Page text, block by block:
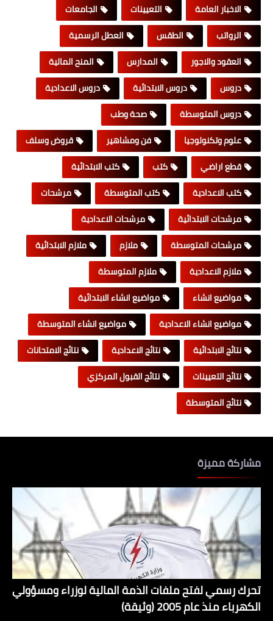
الاخبار العامة
التعيينات
الجامعات
الرواتب
الطقس
العطل الرسمية
العقود والاجور
المدارس
المنح المالية
دروس
دروس الابتدائية
دروس الاعدادية
دروس المتوسطة
صحة وطب
علوم وتكنولوجيا
فن ومشاهير
قروض وسلف
قطع اراضي
كتب
كتب الابتدائية
كتب الاعدادية
كتب المتوسطة
مرشحات
مرشحات الابتدائية
مرشحات الاعدادية
مرشحات المتوسطة
ملازم
ملازم الابتدائية
ملازم الاعدادية
ملازم المتوسطة
مواضيع انشاء
مواضيع انشاء الابتدائية
مواضيع انشاء الاعدادية
مواضيع انشاء المتوسطة
نتائج الابتدائية
نتائج الاعدادية
نتائج الامتحانات
نتائج التعيينات
نتائج القبول المركزي
نتائج المتوسطة
مشاركة مميزة
تحرك رسمي لفتح ملفات الذمة المالية لوزراء ومسؤولي
الكهرباء منذ عام 2005 (وثيقة)